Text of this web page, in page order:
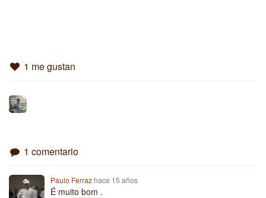
1 me gustan
1 comentario
Paulo Ferraz hace 15 años
É muito bom .